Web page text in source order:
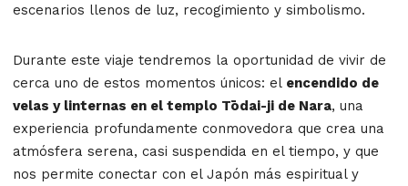
escenarios llenos de luz, recogimiento y simbolismo.
Durante este viaje tendremos la oportunidad de vivir de
cerca uno de estos momentos únicos: el encendido de
velas y linternas en el templo Tōdai-ji de Nara, una
experiencia profundamente conmovedora que crea una
atmósfera serena, casi suspendida en el tiempo, y que
nos permite conectar con el Japón más espiritual y